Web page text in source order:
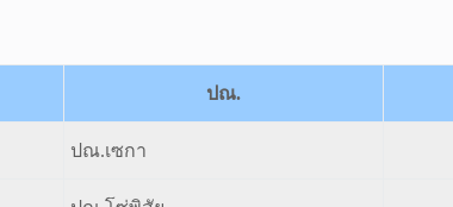
ปณ.
ปณ.เซกา